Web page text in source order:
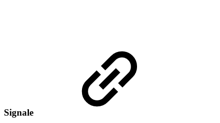
Signale